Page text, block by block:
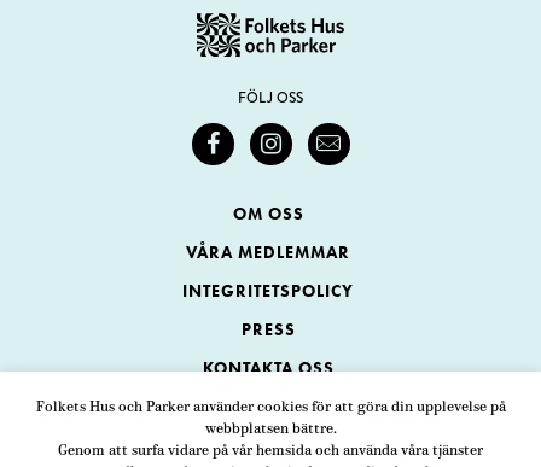
Folkets Hus och Parker använder cookies för att göra din upplevelse på
webbplatsen bättre.
Genom att surfa vidare på vår hemsida och använda våra tjänster
FÖLJ OSS
OM OSS
VÅRA MEDLEMMAR
INTEGRITETSPOLICY
PRESS
KONTAKTA OSS
Folkets Hus och Parker